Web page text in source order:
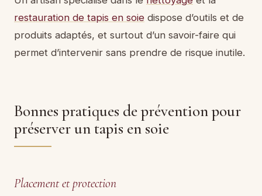
restauration de tapis en soie dispose d’outils et de
produits adaptés, et surtout d’un savoir-faire qui
permet d’intervenir sans prendre de risque inutile.
Bonnes pratiques de prévention pour
préserver un tapis en soie
Placement et protection